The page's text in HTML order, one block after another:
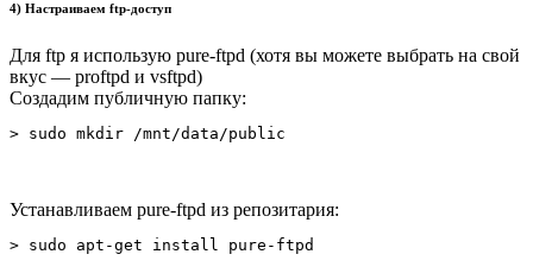
4) Настраиваем ftp-доступ
Для ftp я использую pure-ftpd (хотя вы можете выбрать на свой
вкус — proftpd и vsftpd)
Создадим публичную папку:
> sudo mkdir /mnt/data/public
Устанавливаем pure-ftpd из репозитария:
> sudo apt-get install pure-ftpd